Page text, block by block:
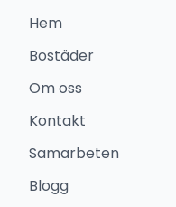
Hem
Bostäder
Om oss
Kontakt
Samarbeten
Blogg